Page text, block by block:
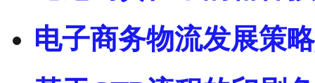
电子商务物流发展策